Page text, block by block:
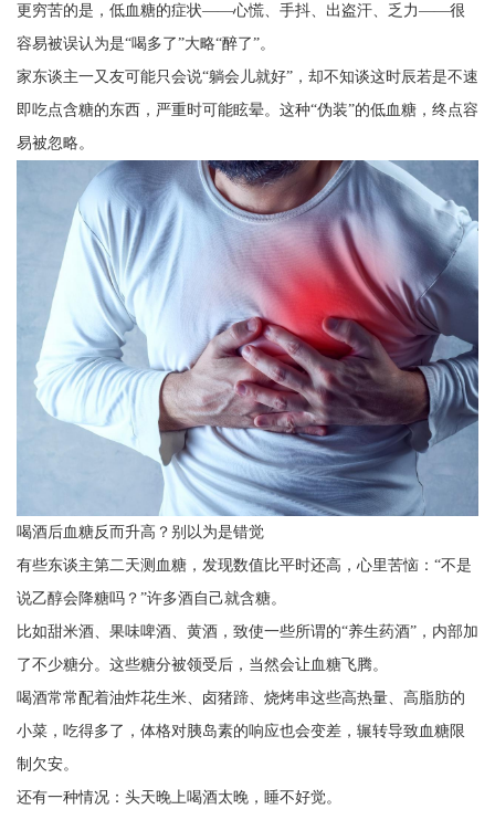
更穷苦的是，低血糖的症状——心慌、手抖、出盗汗、乏力——很
容易被误认为是“喝多了”大略“醉了”。
家东谈主一又友可能只会说“躺会儿就好”，却不知谈这时辰若是不速
即吃点含糖的东西，严重时可能眩晕。这种“伪装”的低血糖，终点容
易被忽略。
喝酒后血糖反而升高？别以为是错觉
有些东谈主第二天测血糖，发现数值比平时还高，心里苦恼：“不是
说乙醇会降糖吗？”许多酒自己就含糖。
比如甜米酒、果味啤酒、黄酒，致使一些所谓的“养生药酒”，内部加
了不少糖分。这些糖分被领受后，当然会让血糖飞腾。
喝酒常常配着油炸花生米、卤猪蹄、烧烤串这些高热量、高脂肪的
小菜，吃得多了，体格对胰岛素的响应也会变差，辗转导致血糖限
制欠安。
还有一种情况：头天晚上喝酒太晚，睡不好觉。